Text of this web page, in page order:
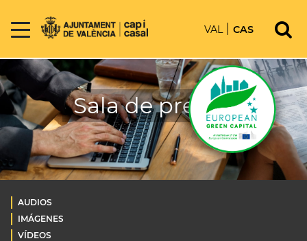
VAL CAS
Sala de prensa
AUDIOS
IMÁGENES
VÍDEOS